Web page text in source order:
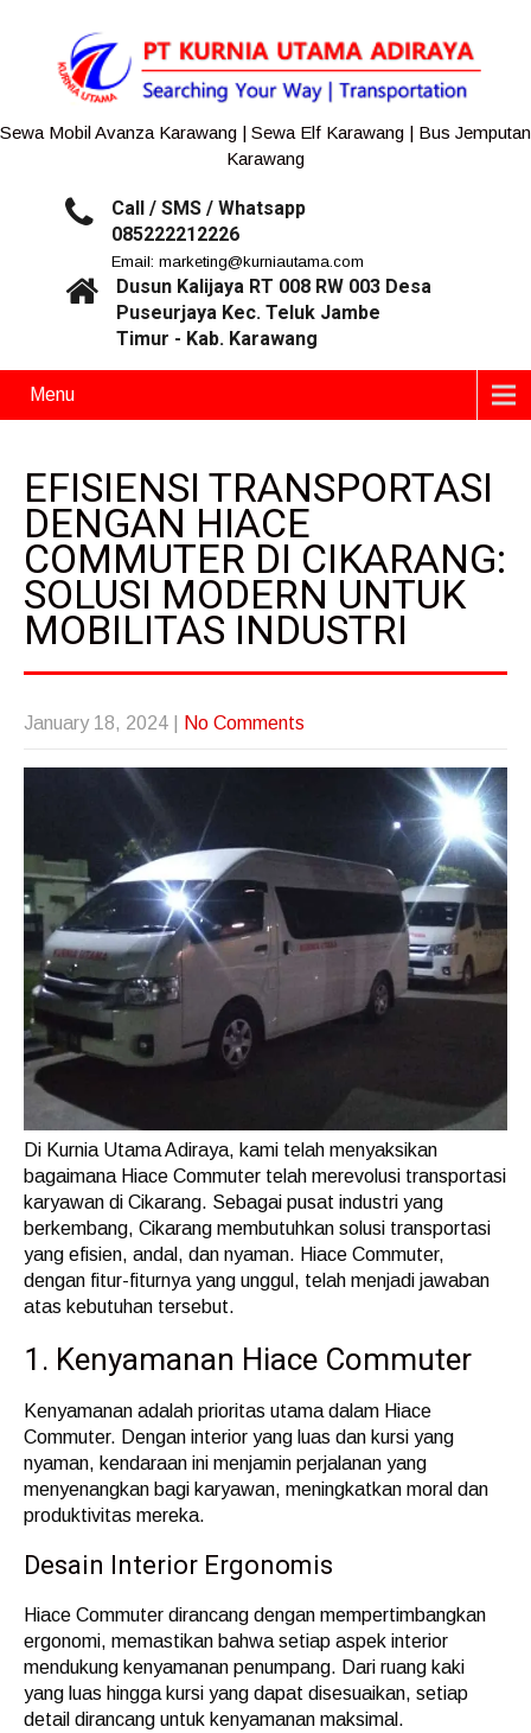
Sewa Mobil Avanza Karawang | Sewa Elf Karawang | Bus Jemputan
Karawang
Call / SMS / Whatsapp
085222212226
Email: marketing@kurniautama.com
Dusun Kalijaya RT 008 RW 003 Desa
Puseurjaya Kec. Teluk Jambe
Timur - Kab. Karawang
Menu
EFISIENSI TRANSPORTASI
DENGAN HIACE
COMMUTER DI CIKARANG:
SOLUSI MODERN UNTUK
MOBILITAS INDUSTRI
January 18, 2024 No Comments
Di Kurnia Utama Adiraya, kami telah menyaksikan
bagaimana Hiace Commuter telah merevolusi transportasi
karyawan di Cikarang. Sebagai pusat industri yang
berkembang, Cikarang membutuhkan solusi transportasi
yang efisien, andal, dan nyaman. Hiace Commuter,
dengan fitur-fiturnya yang unggul, telah menjadi jawaban
atas kebutuhan tersebut.
1. Kenyamanan Hiace Commuter
Kenyamanan adalah prioritas utama dalam Hiace
Commuter. Dengan interior yang luas dan kursi yang
nyaman, kendaraan ini menjamin perjalanan yang
menyenangkan bagi karyawan, meningkatkan moral dan
produktivitas mereka.
Desain Interior Ergonomis
Hiace Commuter dirancang dengan mempertimbangkan
ergonomi, memastikan bahwa setiap aspek interior
mendukung kenyamanan penumpang. Dari ruang kaki
yang luas hingga kursi yang dapat disesuaikan, setiap
detail dirancang untuk kenyamanan maksimal.